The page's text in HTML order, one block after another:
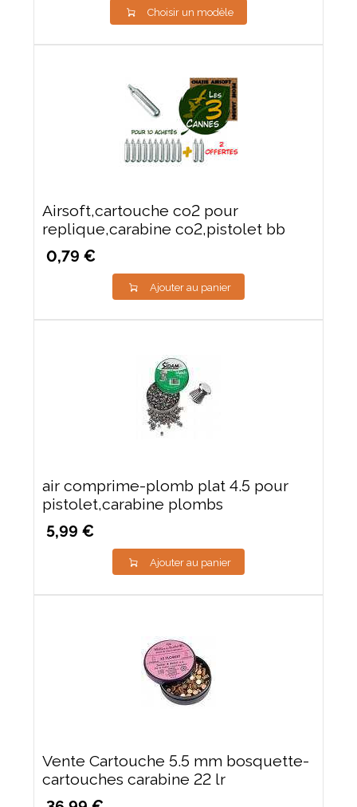
Choisir un modèle
Airsoft,cartouche co2 pour
replique,carabine co2,pistolet bb
0,79 €
Ajouter au panier
air comprime-plomb plat 4.5 pour
pistolet,carabine plombs
5,99 €
Ajouter au panier
Vente Cartouche 5.5 mm bosquette-
cartouches carabine 22 lr